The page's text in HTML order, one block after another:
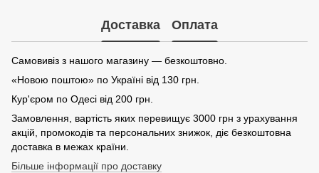
Доставка Оплата
Самовивіз з нашого магазину — безкоштовно.
«Новою поштою» по Україні від 130 грн.
Кур'єром по Одесі від 200 грн.
Замовлення, вартість яких перевищує 3000 грн з урахування
акцій, промокодів та персональних знижок, діє безкоштовна
доставка в межах країни.
Більше інформації про доставку